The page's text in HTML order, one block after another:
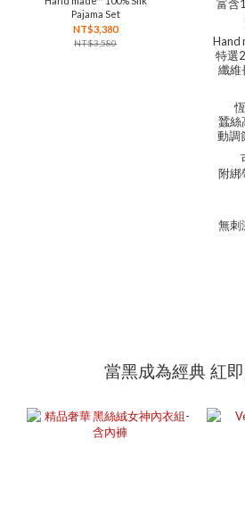
Pajama Set
NT$3,380
NT$3,580
富含
Hand
特選
纖維
蠶絲
動調
附綁
無刺
當黑成為經典 紅